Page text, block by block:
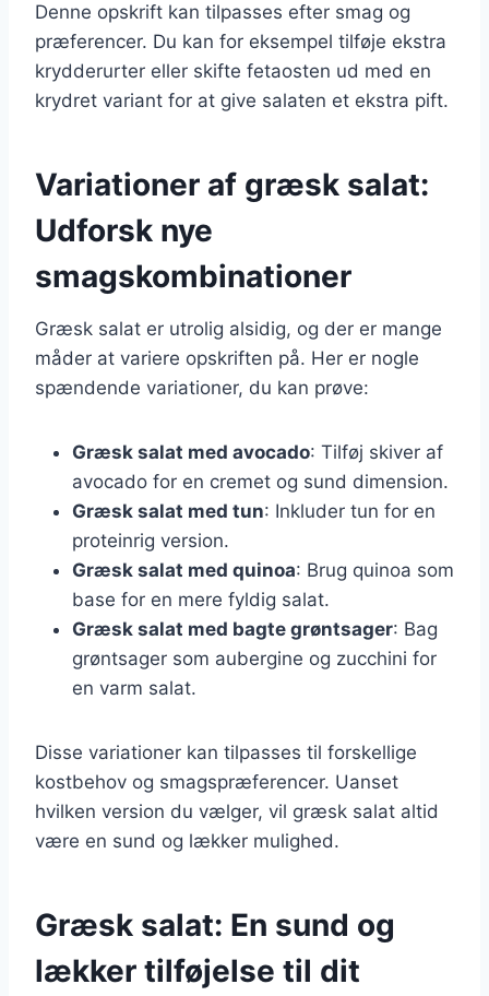
Denne opskrift kan tilpasses efter smag og
præferencer. Du kan for eksempel tilføje ekstra
krydderurter eller skifte fetaosten ud med en
krydret variant for at give salaten et ekstra pift.
Variationer af græsk salat:
Udforsk nye
smagskombinationer
Græsk salat er utrolig alsidig, og der er mange
måder at variere opskriften på. Her er nogle
spændende variationer, du kan prøve:
Græsk salat med avocado: Tilføj skiver af
avocado for en cremet og sund dimension.
Græsk salat med tun: Inkluder tun for en
proteinrig version.
Græsk salat med quinoa: Brug quinoa som
base for en mere fyldig salat.
Græsk salat med bagte grøntsager: Bag
grøntsager som aubergine og zucchini for
en varm salat.
Disse variationer kan tilpasses til forskellige
kostbehov og smagspræferencer. Uanset
hvilken version du vælger, vil græsk salat altid
være en sund og lækker mulighed.
Græsk salat: En sund og
lækker tilføjelse til dit